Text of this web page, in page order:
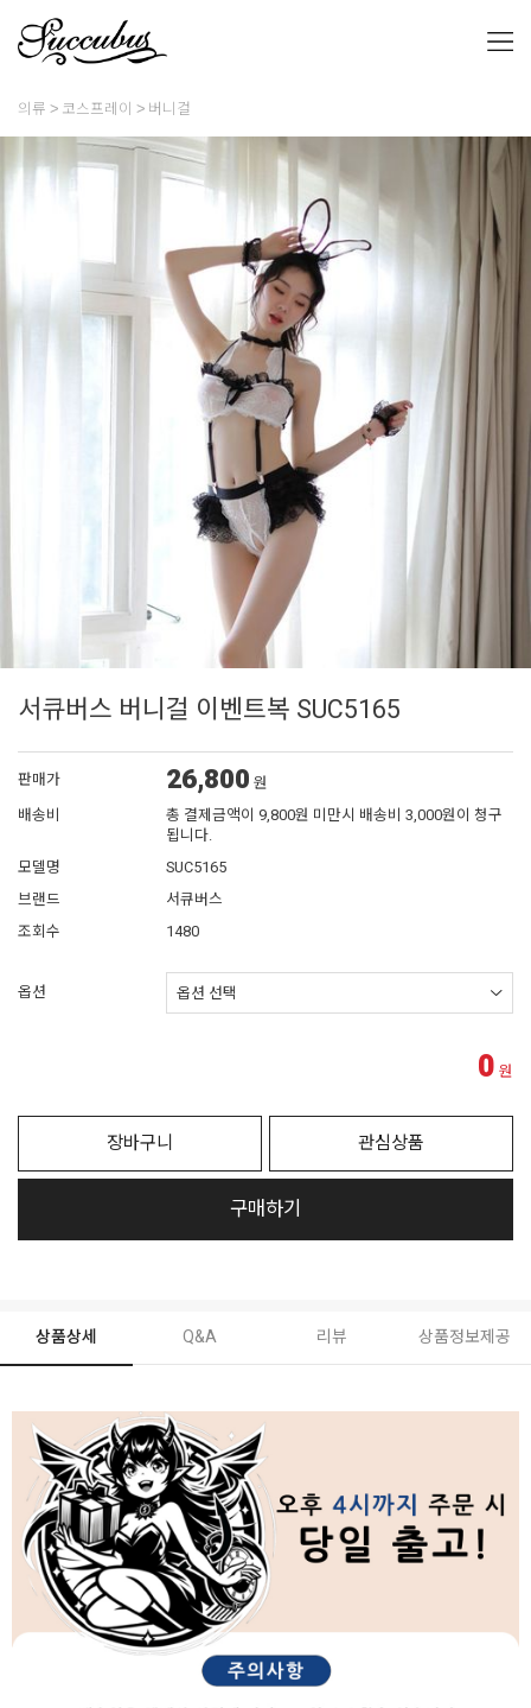
의류 코스프레이 버니걸
서큐버스 버니걸 이벤트복 SUC5165
판매가 26,800 원
배송비
총 결제금액이 9,800원 미만시 배송비 3,000원이 청구
됩니다.
모델명
SUC5165
브랜드
서큐버스
조회수
1480
옵션
0 원
장바구니 관심상품
구매하기
상품상세 Q&A 리뷰 상품정보제공